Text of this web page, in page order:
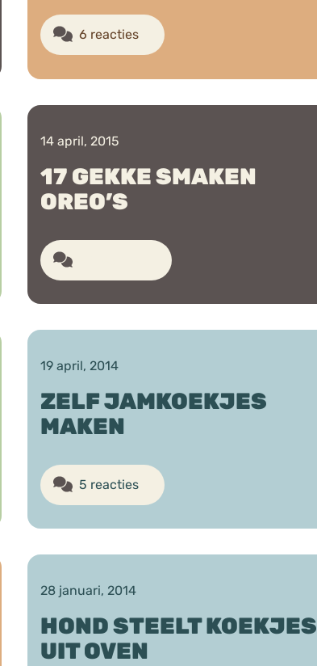
6 reacties
14 april, 2015
17 GEKKE SMAKEN
OREO’S
19 april, 2014
ZELF JAMKOEKJES
MAKEN
5 reacties
28 januari, 2014
HOND STEELT KOEKJES
UIT OVEN